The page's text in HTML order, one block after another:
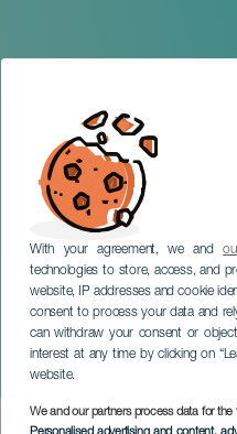
With your agreement, we and
technologies to store, access, and
website, IP addresses and cookie
consent to process your data and
can withdraw your consent or
interest at any time by clicking on
website.
We and our partners process data for the
Kanári-
kerékpártúra:
TENERIFE
Imagen